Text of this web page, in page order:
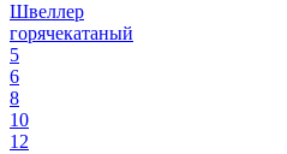
Швеллер
горячекатаный
5
6
8
10
12